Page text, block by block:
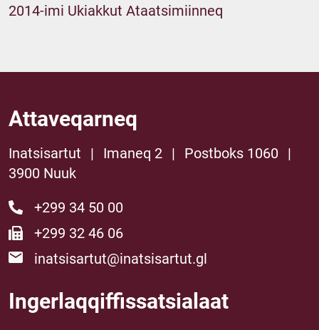
2014-imi Ukiakkut Ataatsimiinneq
Attaveqarneq
Inatsisartut | Imaneq 2 | Postboks 1060
|
3900 Nuuk
+299 34 50 00
+299 32 46 06
inatsisartut@inatsisartut.gl
Ingerlaqqiffissatsialaat